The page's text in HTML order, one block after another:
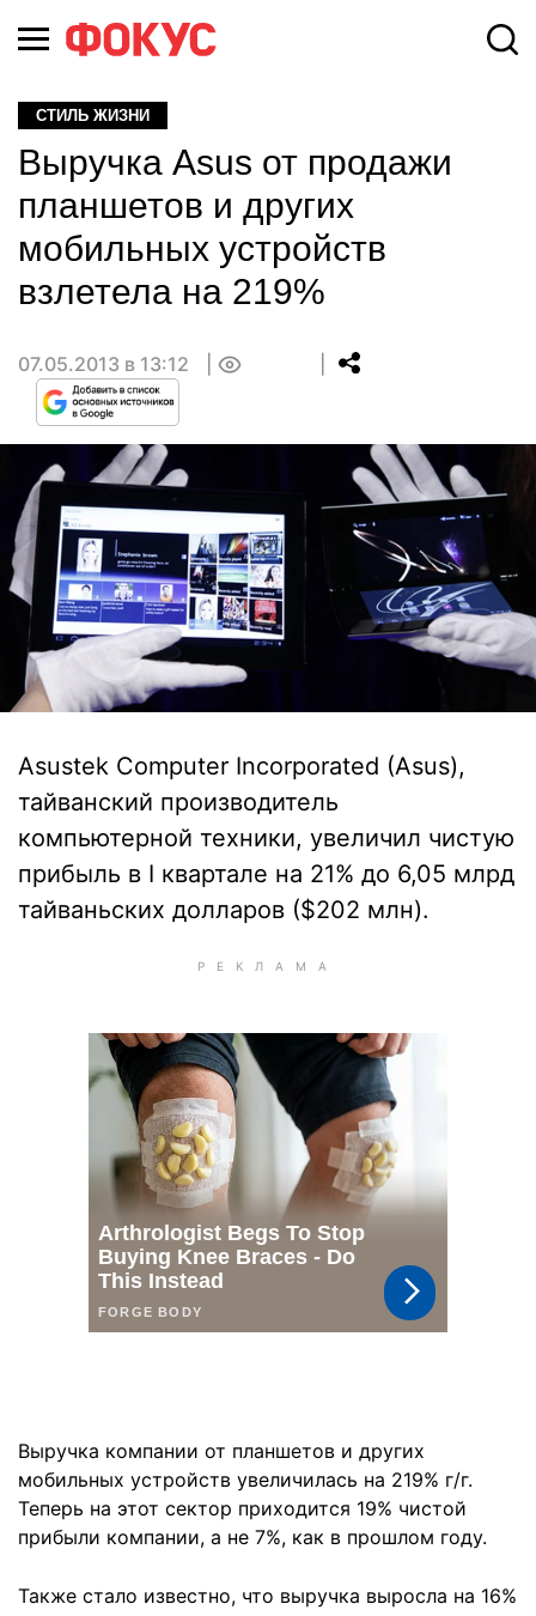
СТИЛЬ ЖИЗНИ
Выручка Asus от продажи
планшетов и других
мобильных устройств
взлетела на 219%
07.05.2013 в 13:12
Asustek Computer Incorporated (Asus),
тайванский производитель
компьютерной техники, увеличил чистую
прибыль в I квартале на 21% до 6,05 млрд
тайваньских долларов ($202 млн).
Выручка компании от планшетов и других
мобильных устройств увеличилась на 219% г/г.
Теперь на этот сектор приходится 19% чистой
прибыли компании, а не 7%, как в прошлом году.
Также стало известно, что выручка выросла на 16%